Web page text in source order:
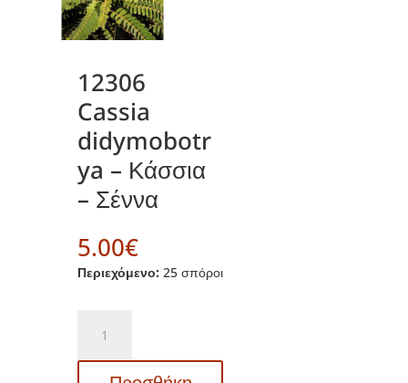
12306
Cassia
didymobotr
ya – Κάσσια
– Σέννα
5.00€
Περιεχόμενο: 25 σπόροι
Cassia
didymobotrya